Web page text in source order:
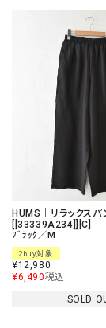
HUMS｜リラックスパ
[[33339A234]][C]
ﾌﾞﾗｯｸ／M
2buy対象
¥12,980
¥6,490税込
SOLD